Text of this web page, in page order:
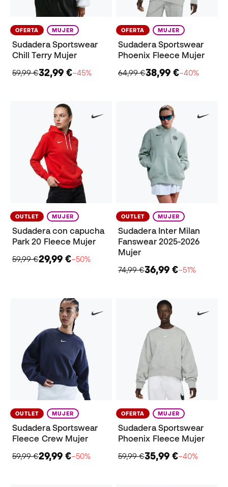
OFERTA MUJER
Sudadera Sportswear
Chill Terry Mujer
59,99 €32,99 €−45%
OFERTA MUJER
Sudadera Sportswear
Phoenix Fleece Mujer
64,99 €38,99 €−40%
OUTLET MUJER
Sudadera con capucha
Park 20 Fleece Mujer
59,99 €29,99 €−50%
OUTLET MUJER
Sudadera Inter Milan
Fanswear 2025-2026
Mujer
74,99 €36,99 €−51%
OUTLET MUJER
Sudadera Sportswear
Fleece Crew Mujer
59,99 €29,99 €−50%
OFERTA MUJER
Sudadera Sportswear
Phoenix Fleece Mujer
59,99 €35,99 €−40%